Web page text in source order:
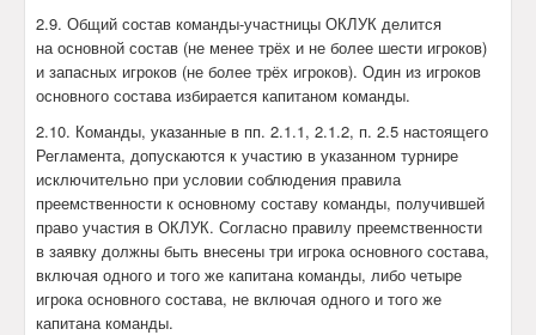
2.9. Общий состав команды-участницы ОКЛУК делится
на основной состав (не менее трёх и не более шести игроков)
и запасных игроков (не более трёх игроков). Один из игроков
основного состава избирается капитаном команды.
2.10. Команды, указанные в пп. 2.1.1, 2.1.2, п. 2.5 настоящего
Регламента, допускаются к участию в указанном турнире
исключительно при условии соблюдения правила
преемственности к основному составу команды, получившей
право участия в ОКЛУК. Согласно правилу преемственности
в заявку должны быть внесены три игрока основного состава,
включая одного и того же капитана команды, либо четыре
игрока основного состава, не включая одного и того же
капитана команды.